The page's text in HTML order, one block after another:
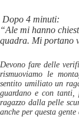
Dopo 4 minuti:
“Ale mi hanno
quadra. Mi portano
Devono fare delle
rismuoviamo le
sentito umiliato un
guardano e con tanti,
ragazzo dalla pelle
anche per questa